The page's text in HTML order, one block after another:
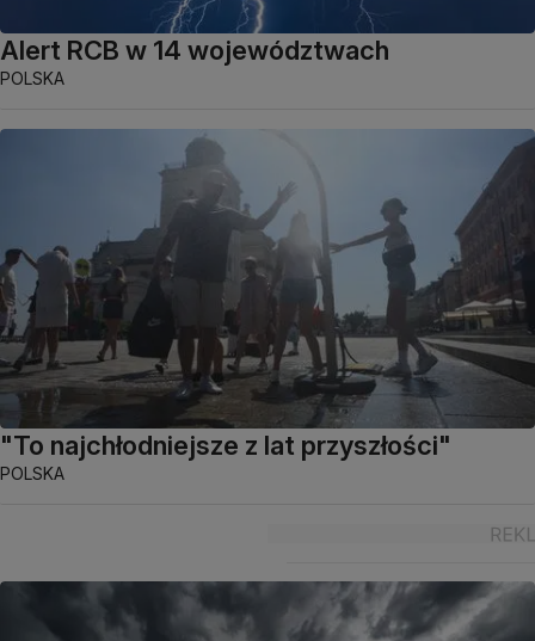
Alert RCB w 14 województwach
POLSKA
"To najchłodniejsze z lat przyszłości"
POLSKA